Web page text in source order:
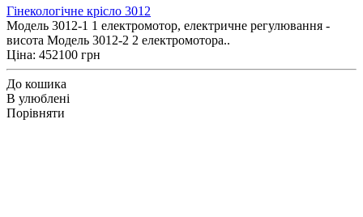
Гінекологічне крісло 3012
Модель 3012-1 1 електромотор, електричне регулювання -
висота Модель 3012-2 2 електромотора..
Ціна: 452100 грн
До кошика
В улюблені
Порівняти